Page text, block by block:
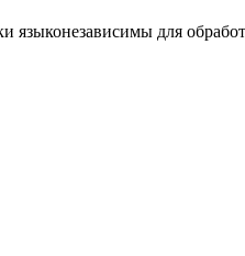
языконезависимы для